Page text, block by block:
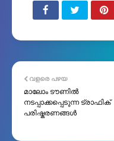
വളരെ പഴയ
മാലോം ടൗണിൽ
നടപ്പാക്കപ്പെടുന്ന ട്രാഫിക്
പരിഷ്കരണങ്ങൾ